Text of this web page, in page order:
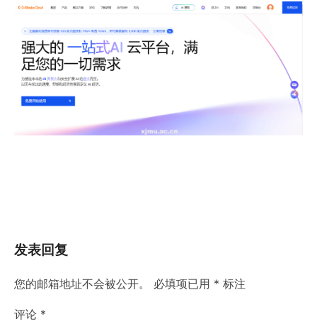
发表回复
您的邮箱地址不会被公开。 必填项已用 * 标注
评论 *